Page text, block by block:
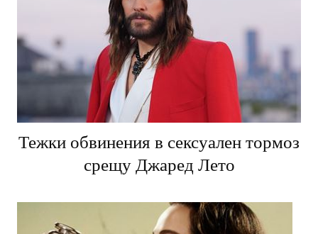
Тежки обвинения в сексуален тормоз
срещу Джаред Лето